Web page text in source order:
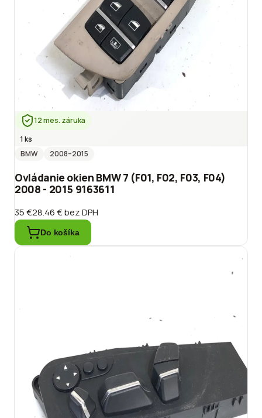
12 mes. záruka
1 ks
BMW
2008–2015
Ovládanie okien BMW 7 (F01, F02, F03, F04)
2008 - 2015 9163611
35 €28.46 €bez DPH
Do košíka